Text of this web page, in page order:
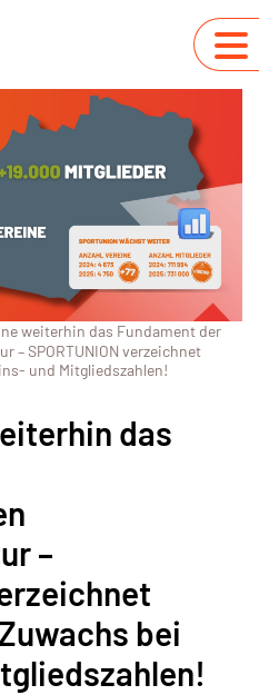
weiterhin das Fundament der
– SPORTUNION verzeichnet
und Mitgliedszahlen!
das
–
bei